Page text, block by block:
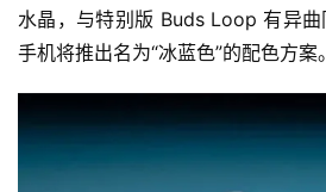
水晶，与特别版 Buds Loop 有异
手机将推出名为“冰蓝色”的配色方案。